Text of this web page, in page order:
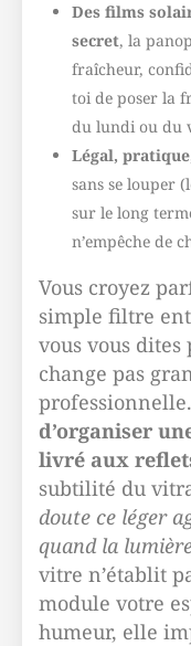
Des films
secret, la
fraîcheur,
toi de poser la
du lundi ou du
Légal,
sans se louper
sur le long
n’empêche de
Vous croyez
simple filtre
vous vous dites
change pas
professionnelle.
d’organiser
livré aux
subtilité du
doute ce léger
quand la
vitre n’établit
module votre
humeur, elle